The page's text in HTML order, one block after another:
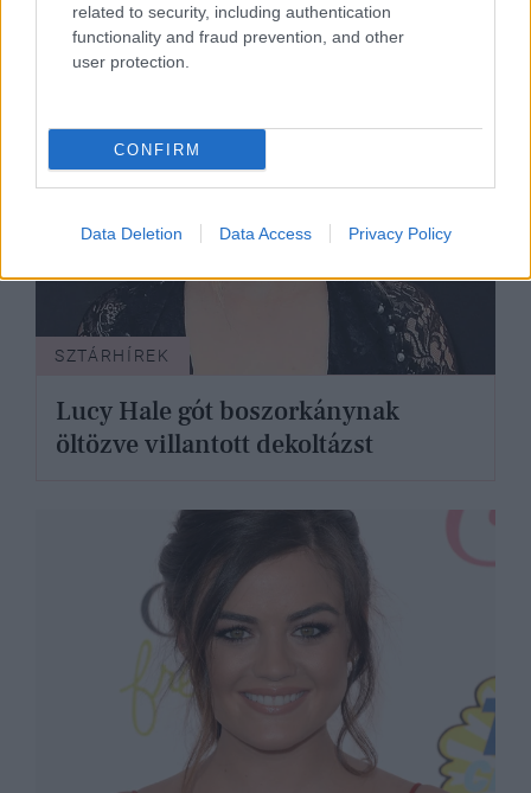
related to security, including authentication
functionality and fraud prevention, and other
user protection.
CONFIRM
Data Deletion Data Access Privacy Policy
SZTÁRHÍREK
Lucy Hale gót boszorkánynak
öltözve villantott dekoltázst